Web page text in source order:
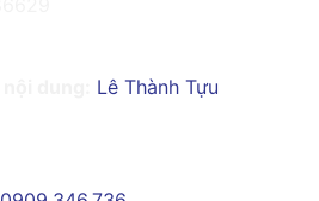
Lê Thành Tựu